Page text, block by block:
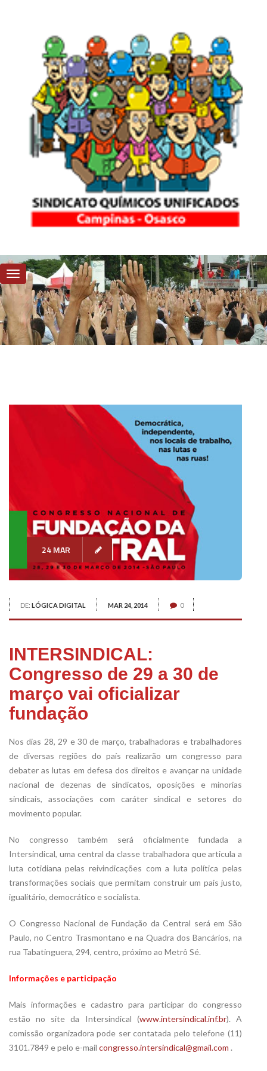
24 MAR
DE: LÓGICA DIGITAL MAR 24, 2014 0
INTERSINDICAL:
Congresso de 29 a 30 de
março vai oficializar
fundação
Nos dias 28, 29 e 30 de março, trabalhadoras e trabalhadores
de diversas regiões do país realizarão um congresso para
debater as lutas em defesa dos direitos e avançar na unidade
nacional de dezenas de sindicatos, oposições e minorias
sindicais, associações com caráter sindical e setores do
movimento popular.
No congresso também será oficialmente fundada a
Intersindical, uma central da classe trabalhadora que articula a
luta cotidiana pelas reivindicações com a luta política pelas
transformações sociais que permitam construir um pais justo,
igualitário, democrático e socialista.
O Congresso Nacional de Fundação da Central será em São
Paulo, no Centro Trasmontano e na Quadra dos Bancários, na
rua Tabatinguera, 294, centro, próximo ao Metrô Sé.
Informações e participação
Mais informações e cadastro para participar do congresso
estão no site da Intersindical (www.intersindical.inf.br). A
comissão organizadora pode ser contatada pelo telefone (11)
3101.7849 e pelo e-mail congresso.intersindical@gmail.com .